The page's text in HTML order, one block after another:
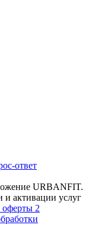
ответ
URBANFIT.
и активации услуг
оферты 2